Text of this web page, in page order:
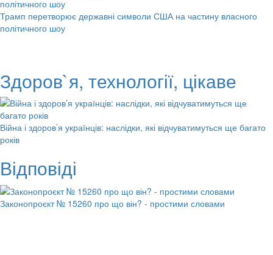
Трамп перетворює державні символи США на частину власного
політичного шоу
Здоров`я, технології, цікаве
Війна і здоров’я українців: наслідки, які відчуватимуться ще багато
років
Відповіді
Законопроєкт № 15260 про що він? - простими словами